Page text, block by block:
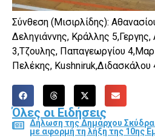
Σύνθεση (Μισιρλίδης):
Δεληγιάννης, Κράλλης
3,Τζουλης, Παπαγεωργίου
Πελέκης, Kushniruk,Διδασκάλου
Όλες οι Ειδήσεις
Δήλωση της Δημάρχου
με αφορμή τη λήξη της 10ης